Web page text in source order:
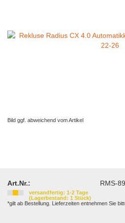
Bild ggf. abweichend vom Artikel
Art.Nr.: RMS-
versandfertig: 1-2 Tage
(Lagerbestand: 1 Stück)
*gilt ab Bestellung. Lieferzeiten entnehmen Sie